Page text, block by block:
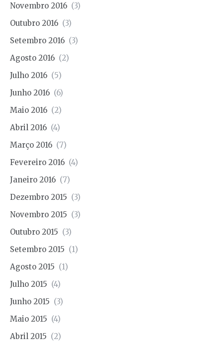
Novembro 2016 (3)
Outubro 2016 (3)
Setembro 2016 (3)
Agosto 2016 (2)
Julho 2016 (5)
Junho 2016 (6)
Maio 2016 (2)
Abril 2016 (4)
Março 2016 (7)
Fevereiro 2016 (4)
Janeiro 2016 (7)
Dezembro 2015 (3)
Novembro 2015 (3)
Outubro 2015 (3)
Setembro 2015 (1)
Agosto 2015 (1)
Julho 2015 (4)
Junho 2015 (3)
Maio 2015 (4)
Abril 2015 (2)